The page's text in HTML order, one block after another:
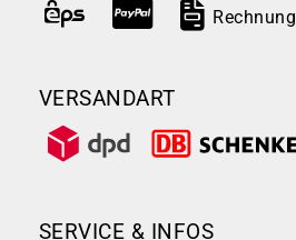
Rechnung
VERSANDART
SERVICE & INFOS